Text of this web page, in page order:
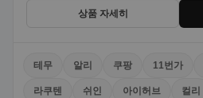
상품 자세히
테무 알리 쿠팡 11번가
라쿠텐 쉬인 아이허브 컬리